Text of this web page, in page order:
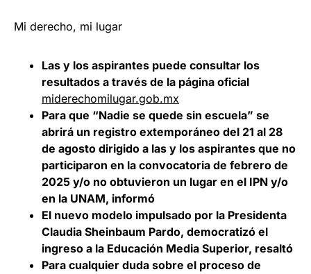
Mi derecho, mi lugar
Las y los aspirantes puede consultar los
resultados a través de la página oficial
miderechomilugar.gob.mx
Para que “Nadie se quede sin escuela” se
abrirá un registro extemporáneo del 21 al 28
de agosto dirigido a las y los aspirantes que no
participaron en la convocatoria de febrero de
2025 y/o no obtuvieron un lugar en el IPN y/o
en la UNAM, informó
El nuevo modelo impulsado por la Presidenta
Claudia Sheinbaum Pardo, democratizó el
ingreso a la Educación Media Superior, resaltó
Para cualquier duda sobre el proceso de